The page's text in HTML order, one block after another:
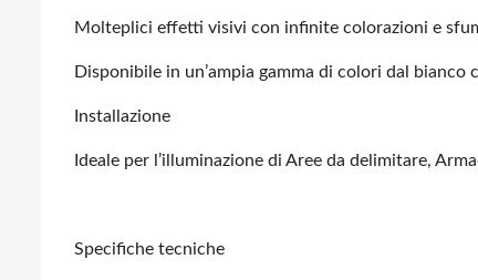
Molteplici effetti visivi con infinite colorazioni e
Disponibile in un’ampia gamma di colori dal bianco
Installazione
Ideale per l’illuminazione di Aree da delimitare,
Specifiche tecniche